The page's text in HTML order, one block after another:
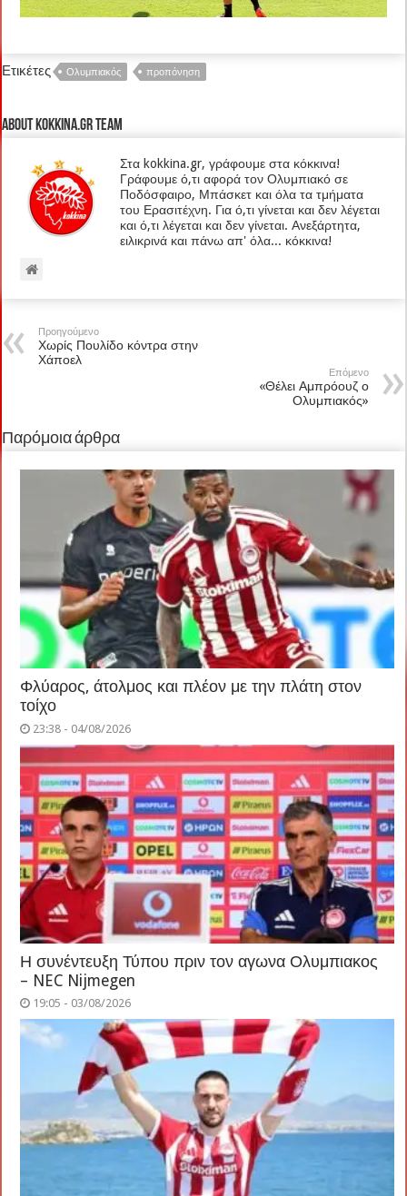
Ετικέτες Ολυμπιακός προπόνηση
About kokkina.gr TEAM
Στα kokkina.gr, γράφουμε στα κόκκινα!
Γράφουμε ό,τι αφορά τον Ολυμπιακό σε
Ποδόσφαιρο, Μπάσκετ και όλα τα τμήματα
του Ερασιτέχνη. Για ό,τι γίνεται και δεν λέγεται
και ό,τι λέγεται και δεν γίνεται. Ανεξάρτητα,
ειλικρινά και πάνω απ' όλα... κόκκινα!
Προηγούμενο
Χωρίς Πουλίδο κόντρα στην
Χάποελ
Επόμενο
«Θέλει Αμπρόουζ ο
Ολυμπιακός»
Παρόμοια άρθρα
Φλύαρος, άτολμος και πλέον με την πλάτη στον
τοίχο
23:38 - 04/08/2026
Η συνέντευξη Τύπου πριν τον αγωνα Ολυμπιακος
– NEC Nijmegen
19:05 - 03/08/2026